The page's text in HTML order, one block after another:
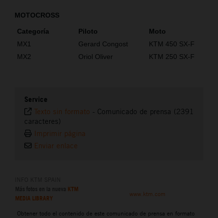
MOTOCROSS
Categoría Piloto
Moto
MX1
Gerard Congost
KTM 450 SX-F
MX2
Oriol Oliver KTM 250 SX-F
Service
Texto sin formato - Comunicado de prensa (2391
caracteres)
Imprimir página
Enviar enlace
KTM
MEDIA LIBRARY
www.ktm.com
Obtener todo el contenido de este comunicado de prensa en formato